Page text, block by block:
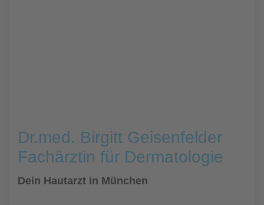
Dr.med. Birgitt Geisenfelder
Fachärztin für Dermatologie
Dein Hautarzt in München